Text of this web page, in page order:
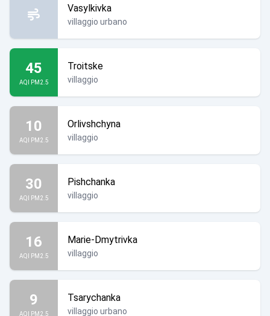
Vasylkivka
villaggio urbano
45
AQI PM2.5
Troitske
villaggio
10
AQI PM2.5
Orlivshchyna
villaggio
30
AQI PM2.5
Pishchanka
villaggio
16
AQI PM2.5
Marie-Dmytrivka
villaggio
9
AQI PM2.5
Tsarychanka
villaggio urbano